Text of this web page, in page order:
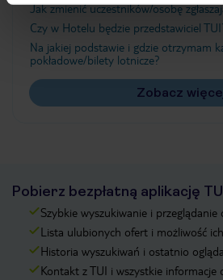
Jak zmienić uczestników/osobę
Czy w Hotelu będzie przedstawiciel
Na jakiej podstawie i gdzie otrzymam
pokładowe/bilety lotnicze?
Zobacz
Pobierz bezpłatną aplikację TUI
Szybkie wyszukiwanie i przeglądanie
Lista ulubionych ofert i możliwość
Historia wyszukiwań i ostatnio
Kontakt z TUI i wszystkie informacje